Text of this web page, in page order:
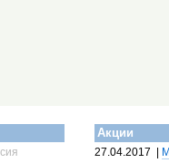
Акции
27.04.2017